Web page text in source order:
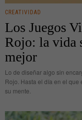
CREATIVIDAD
Los Juegos
Rojo: la vida
mejor
Lo de diseñar algo sin
Rojo. Hasta el día en el
su mente.